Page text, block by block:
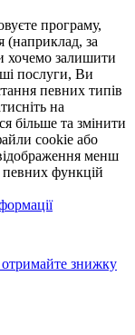
програму,
(наприклад, за
хочемо залишити
послуги, Ви
певних типів
на
більше та змінити
cookie або
менш
певних функцій
отримайте знижку